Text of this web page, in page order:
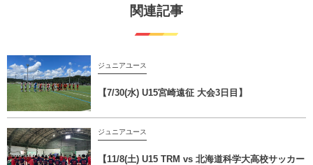
関連記事
ジュニアユース
【7/30(水) U15宮崎遠征 大会3日目】
ジュニアユース
【11/8(土) U15 TRM vs 北海道科学大高校サッカー